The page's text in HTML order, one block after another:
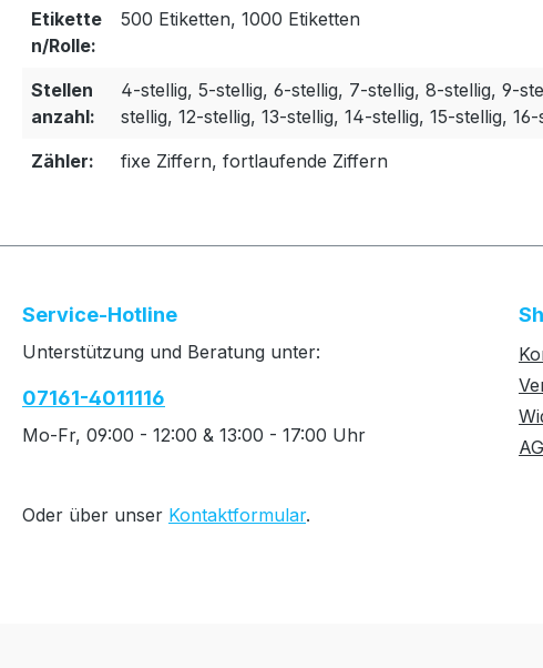
Etikette
n/Rolle:
500 Etiketten, 1000 Etiketten
Stellen
anzahl:
4-stellig, 5-stellig, 6-stellig, 7-stellig, 8-stellig, 9-
stellig, 12-stellig, 13-stellig, 14-stellig, 15-stellig, 16-
Zähler:
fixe Ziffern, fortlaufende Ziffern
Service-Hotline
Unterstützung und Beratung unter:
07161-4011116
Mo-Fr, 09:00 - 12:00 & 13:00 - 17:00 Uhr
Oder über unser Kontaktformular.